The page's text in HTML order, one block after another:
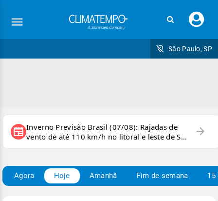
seu
São Paulo, SP
newspaper Inverno Previsão Brasil (07/08): Rajadas de
vento de até 110 km/h no litoral e leste de SP
e sul do RJ
arrow_forward
Agora Hoje Amanhã Fim de semana 15